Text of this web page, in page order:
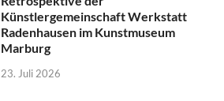
Künstlergemeinschaft Werkstatt
Radenhausen im Kunstmuseum
Marburg
23. Juli 2026